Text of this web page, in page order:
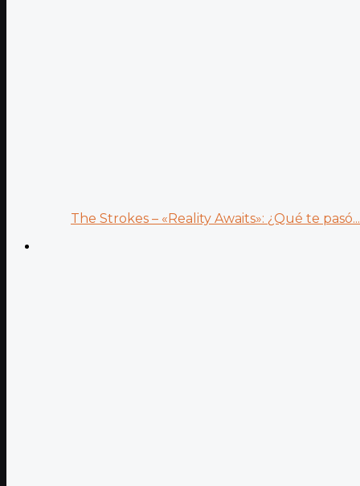
The Strokes – «Reality Awaits»: ¿Qué te pasó...